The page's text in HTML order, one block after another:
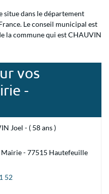
situe dans le département
Le conseil municipal est
la commune qui est CHAUVIN
vos
-
Joel - ( 58 ans )
Mairie - 77515 Hautefeuille
52